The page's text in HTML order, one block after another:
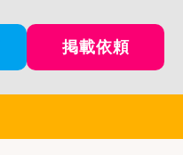
掲載依頼